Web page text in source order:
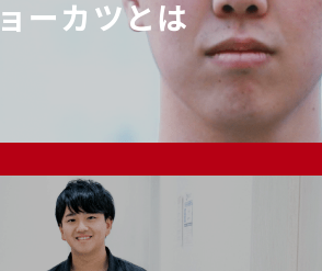
ーカツとは